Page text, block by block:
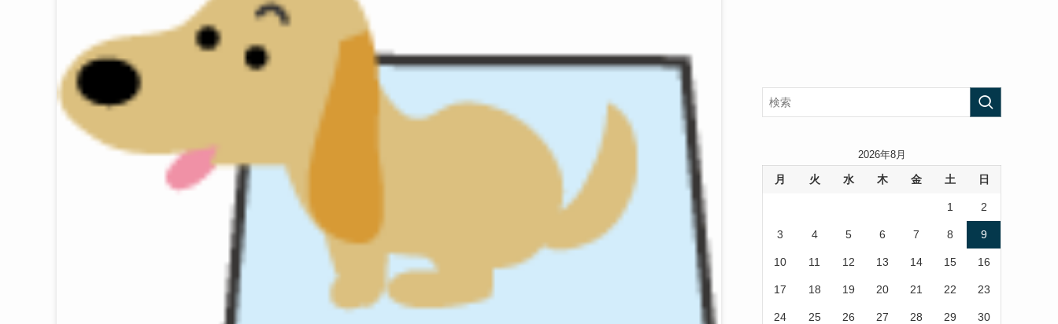
2026年8月
月 火 水 木 金 土 日
1 2
3 4 5 6 7 8 9
10 11 12 13 14 15 16
17 18 19 20 21 22 23
24 25 26 27 28 29 30